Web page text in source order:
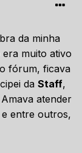
da minha
muito ativo
fórum, ficava
da Staff,
atender
e entre outros,